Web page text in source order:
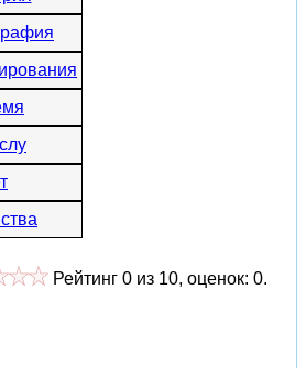
Рейтинг 0 из 10, оценок: 0.